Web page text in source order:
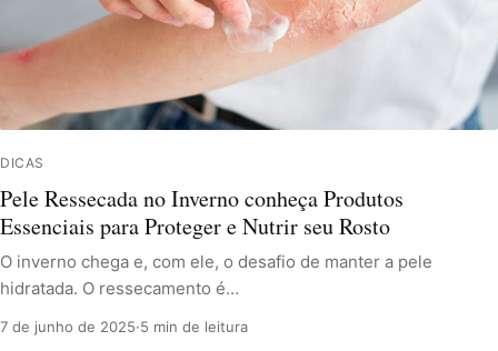
DICAS
Pele Ressecada no Inverno conheça Produtos
Essenciais para Proteger e Nutrir seu Rosto
O inverno chega e, com ele, o desafio de manter a pele
hidratada. O ressecamento é…
7 de junho de 2025·5 min de leitura